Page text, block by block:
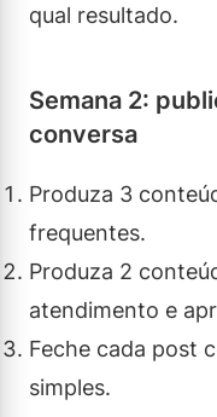
qual resultado.
Semana 2:
conversa
Produza 3
frequentes.
Produza 2
atendimento e
Feche cada post
simples.